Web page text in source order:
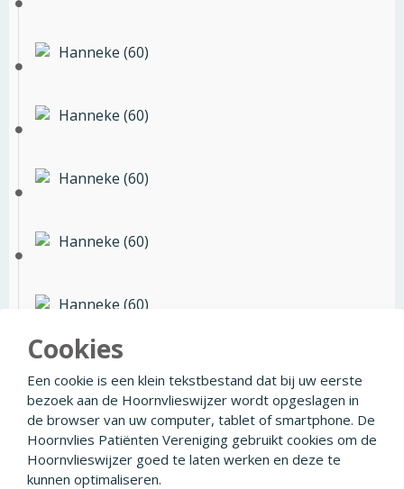
Hanneke (60)
Hanneke (60)
Hanneke (60)
Hanneke (60)
Hanneke (60)
© 2026 Facebook Linkedin Privacyverklaring
Cookies
Een cookie is een klein tekstbestand dat bij uw eerste
bezoek aan de Hoornvlieswijzer wordt opgeslagen in
de browser van uw computer, tablet of smartphone. De
Hoornvlies Patiënten Vereniging gebruikt cookies om de
Hoornvlieswijzer goed te laten werken en deze te
kunnen optimaliseren.